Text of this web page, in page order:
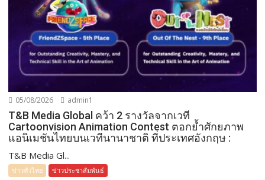
05/08/2026 admin1
T&B Media Global คว้า 2 รางวัลจากเวที
Cartoonvision Animation Contest ตอกย้ำศักยภาพ
แอนิเมชันไทยบนเวทีนานาชาติ ที่ประเทศอังกฤษ :
T&B Media Gl...
ข่าวทั่วไทย ข่าวประชาสัมพันธ์